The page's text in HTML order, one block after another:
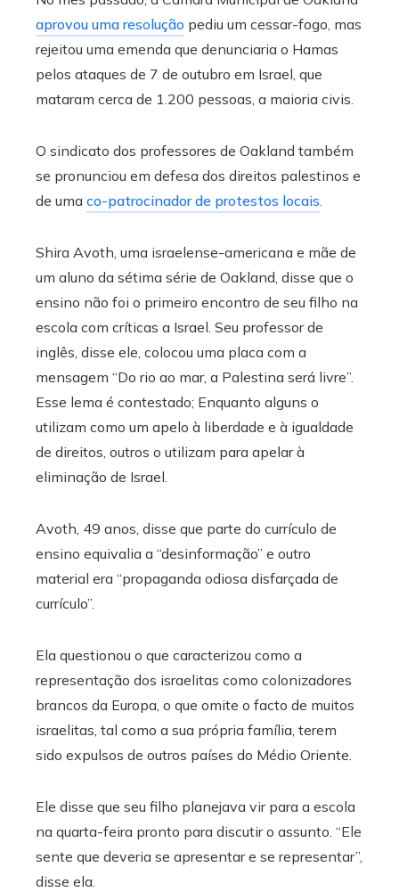
aprovou uma resolução pediu um cessar-fogo, mas
rejeitou uma emenda que denunciaria o Hamas
pelos ataques de 7 de outubro em Israel, que
mataram cerca de 1.200 pessoas, a maioria civis.
O sindicato dos professores de Oakland também
se pronunciou em defesa dos direitos palestinos e
de uma co-patrocinador de protestos locais.
Shira Avoth, uma israelense-americana e mãe de
um aluno da sétima série de Oakland, disse que o
ensino não foi o primeiro encontro de seu filho na
escola com críticas a Israel. Seu professor de
inglês, disse ele, colocou uma placa com a
mensagem “Do rio ao mar, a Palestina será livre”.
Esse lema é contestado; Enquanto alguns o
utilizam como um apelo à liberdade e à igualdade
de direitos, outros o utilizam para apelar à
eliminação de Israel.
Avoth, 49 anos, disse que parte do currículo de
ensino equivalia a “desinformação” e outro
material era “propaganda odiosa disfarçada de
currículo”.
Ela questionou o que caracterizou como a
representação dos israelitas como colonizadores
brancos da Europa, o que omite o facto de muitos
israelitas, tal como a sua própria família, terem
sido expulsos de outros países do Médio Oriente.
Ele disse que seu filho planejava vir para a escola
na quarta-feira pronto para discutir o assunto. “Ele
sente que deveria se apresentar e se representar”,
disse ela.